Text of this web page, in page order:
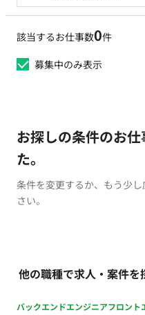
該当するお仕事数0件
募集中のみ表示
お探しの条件のお
た。
条件を変更するか、もう少
さい。
他の職種で求人・案件を
バックエンドエンジニアフロント